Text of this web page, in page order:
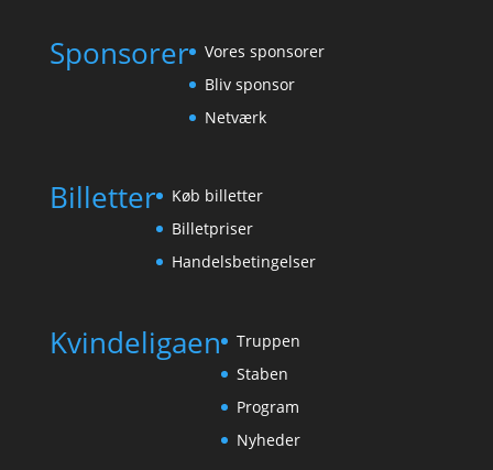
Sponsorer
Vores sponsorer
Bliv sponsor
Netværk
Billetter
Køb billetter
Billetpriser
Handelsbetingelser
Kvindeligaen
Truppen
Staben
Program
Nyheder